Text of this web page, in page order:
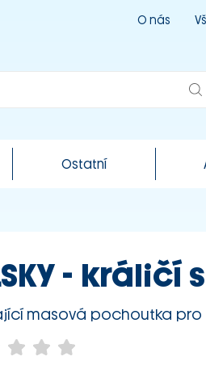
O nás
Ostatní
- králičí
masová pochoutka pro